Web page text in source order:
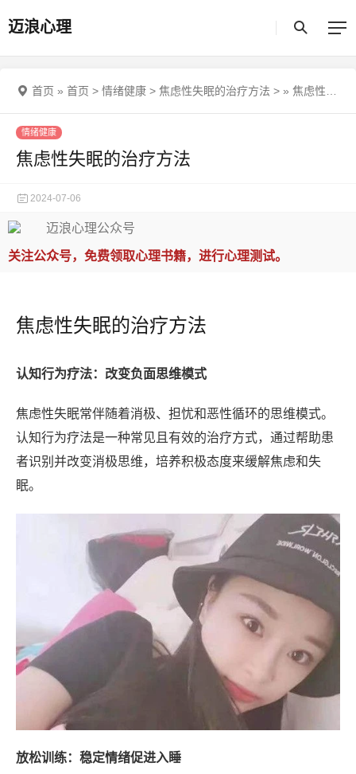
迈浪心理
首页 » 首页 > 情绪健康 > 焦虑性失眠的治疗方法 > » 焦虑性失眠的治疗方法
情绪健康
焦虑性失眠的治疗方法
2024-07-06
关注公众号，免费领取心理书籍，进行心理测试。
焦虑性失眠的治疗方法
认知行为疗法：改变负面思维模式
焦虑性失眠常伴随着消极、担忧和恶性循环的思维模式。
认知行为疗法是一种常见且有效的治疗方式，通过帮助患
者识别并改变消极思维，培养积极态度来缓解焦虑和失
眠。
放松训练：稳定情绪促进入睡